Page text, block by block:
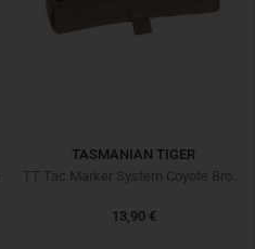
TASMANIAN TIGER
13,90 €